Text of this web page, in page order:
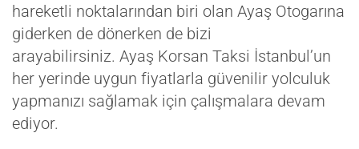
hareketli noktalarından biri olan Ayaş Otogarına
giderken de dönerken de bizi
arayabilirsiniz. Ayaş Korsan Taksi İstanbul’un
her yerinde uygun fiyatlarla güvenilir yolculuk
yapmanızı sağlamak için çalışmalara devam
ediyor.